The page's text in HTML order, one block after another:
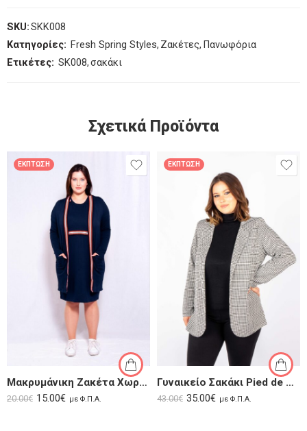
SKU:SKK008
Κατηγορίες: Fresh Spring Styles, Ζακέτες, Πανωφόρια
Ετικέτες: SK008,σακάκι
Σχετικά Προϊόντα
ΈΚΠΤΩΣΗ
Μακρυμάνικη Ζακέτα Χωρίς Κουμπιά | Legacy SS25
20.00€ 15.00€ με Φ.Π.Α.
ΈΚΠΤΩΣΗ
Γυναικείο Σακάκι Pied de Poule
43.00€ 35.00€ με Φ.Π.Α.